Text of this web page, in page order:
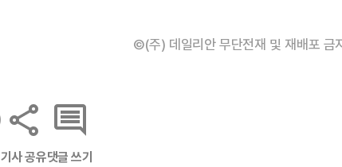
©(주) 데일리안 무단전재 및 재배포 금
기사 공유댓글 쓰기